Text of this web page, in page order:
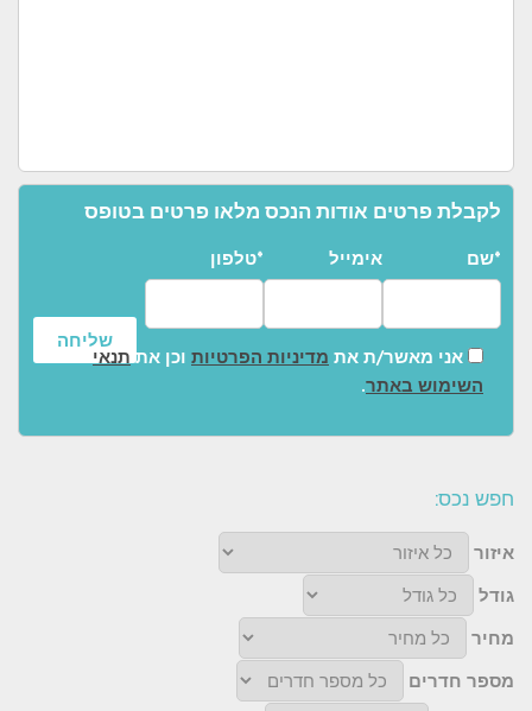
לקבלת פרטים אודות הנכס מלאו פרטים בטופס
שם* אימייל טלפון*
אני מאשר/ת את מדיניות הפרטיות וכן את תנאי
השימוש באתר.
חפש נכס:
איזור
גודל
מחיר
מספר חדרים